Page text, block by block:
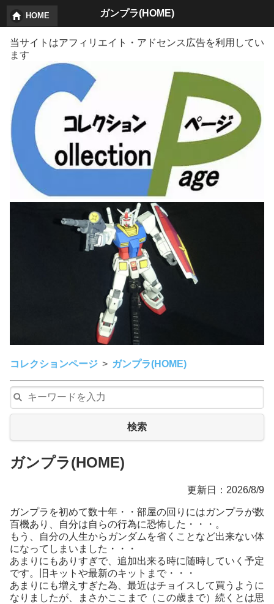
ガンプラ(HOME)
HOME
当サイトはアフィリエイト・アドセンス広告を利用してい
ます
コレクションページ ガンプラ(HOME)
検索
ガンプラ(HOME)
更新日：2026/8/9
ガンプラを初めて数十年・・部屋の回りにはガンプラが数
百機あり、自分は自らの行為に恐怖した・・・。
もう、自分の人生からガンダムを省くことなど出来ない体
になってしまいました・・・
あまりにもありすぎで、追加出来る時に随時していく予定
です。旧キットや最新のキットまで・・・
あまりにも増えすぎた為、最近はチョイスして買うように
なりましたが、まさかここまで（この歳まで）続くとは思